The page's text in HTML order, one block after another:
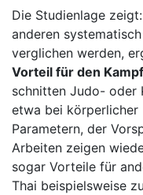
Die Studienlage
anderen
verglichen werden,
Vorteil für den
schnitten Judo- oder
etwa bei körperlicher
Parametern, der
Arbeiten zeigen
sogar Vorteile für
Thai beispielsweise